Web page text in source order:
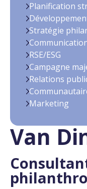
Planification
Stratégie
RSE/ESG
Campagne
Relations
Marketing
Van